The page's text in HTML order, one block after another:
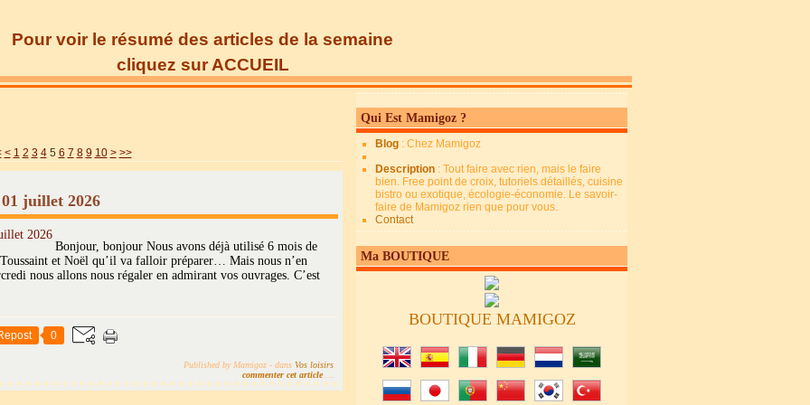
Pour voir le résumé des articles de la semaine
cliquez sur ACCUEIL
< 1 2 3 4 5 6 7 8 9 10 20
30
40
50
60
70
80
90
100
200
300
400
500
600
700
> >>
juillet 2026
Bonjour, bonjour Nous avons déjà utilisé 6 mois de
et Noël qu’il va falloir préparer… Mais nous n’en
nous allons nous régaler en admirant vos ouvrages. C’est
0
Published by Mamigoz - dans Vos loisirs
commenter cet article
Qui Est Mamigoz ?
Blog : Chez Mamigoz
Description : Tout faire avec rien, mais le faire
bien. Free point de croix, tutoriels détaillés, cuisine
bistro ou exotique, écologie-économie. Le savoir-
faire de Mamigoz rien que pour vous.
Contact
Ma BOUTIQUE
BOUTIQUE MAMIGOZ